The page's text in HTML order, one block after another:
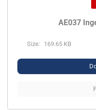
AE037
Size: 169.65 KB